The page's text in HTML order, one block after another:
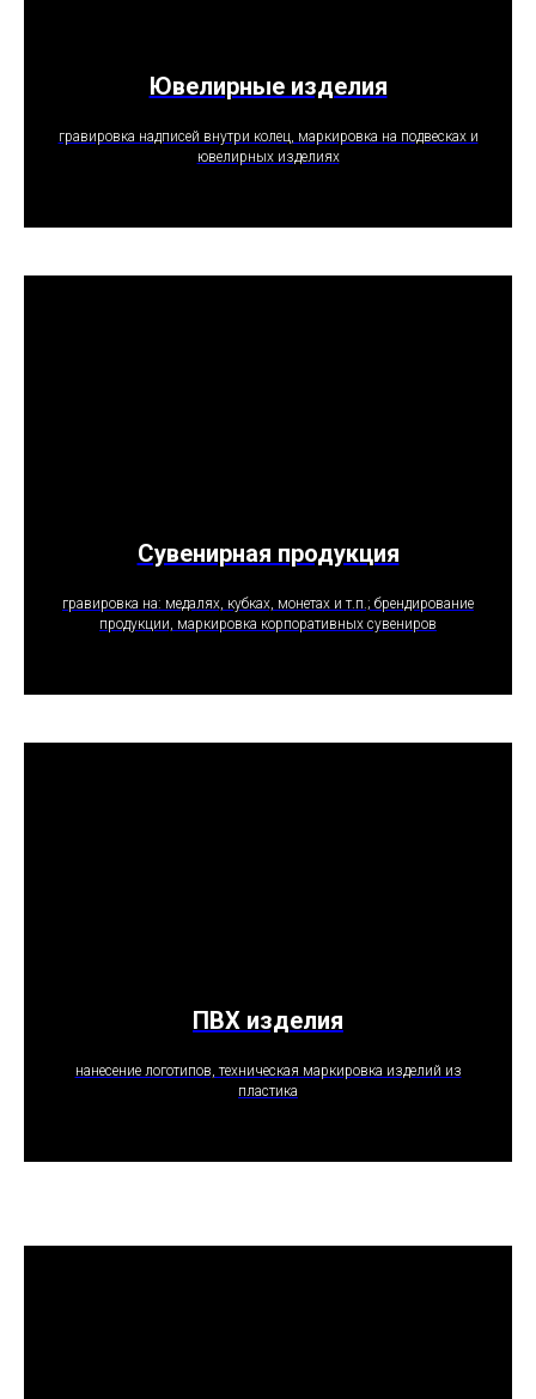
Ювелирные изделия
гравировка надписей внутри колец, маркировка на подвесках и
ювелирных изделиях
ПОЛУЧИТЬ ПРЕДЛОЖЕНИЕ
Сувенирная продукция
гравировка на: медалях, кубках, монетах и т.п.; брендирование
продукции, маркировка корпоративных сувениров
ПОЛУЧИТЬ ПРЕДЛОЖЕНИЕ
ПВХ изделия
нанесение логотипов, техническая маркировка изделий из
пластика
ПОЛУЧИТЬ ПРЕДЛОЖЕНИЕ